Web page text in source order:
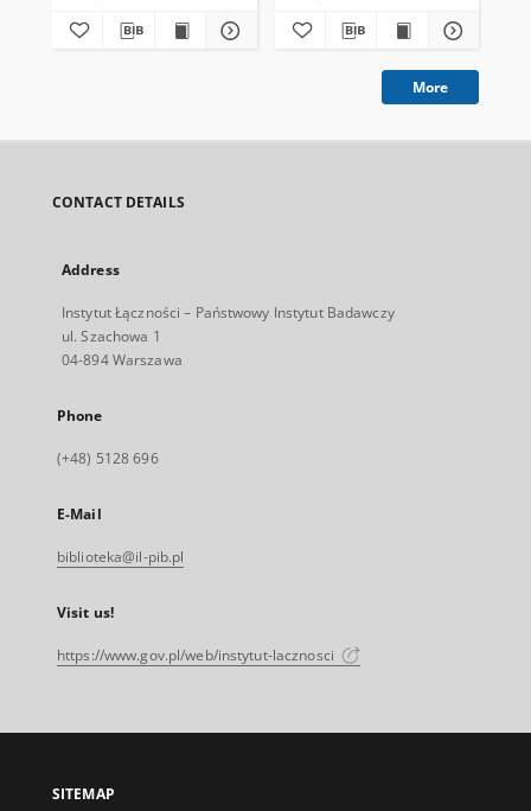
More
CONTACT DETAILS
Address
Instytut Łączności – Państwowy Instytut Badawczy
ul. Szachowa 1
04-894 Warszawa
Phone
(+48) 5128 696
E-Mail
biblioteka@il-pib.pl
Visit us!
https://www.gov.pl/web/instytut-lacznosci
SITEMAP